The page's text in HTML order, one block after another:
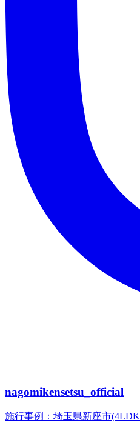
nagomikensetsu_official
施行事例：埼玉県新座市